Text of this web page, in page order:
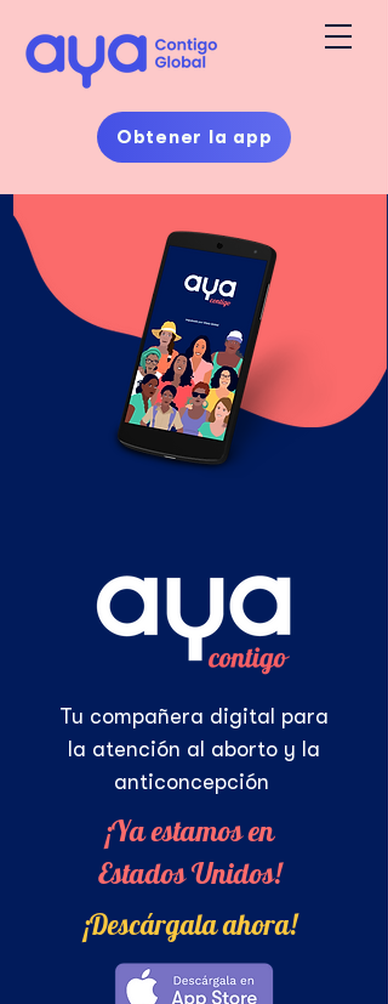
Obtener la app
Tu compañera digital para
la atención al aborto y la
anticoncepción
¡Ya estamos en
Estados Unidos!
¡Descárgala ahora!